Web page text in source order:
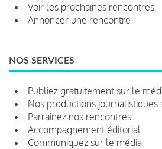
Voir les prochaines rencontres
Annoncer une rencontre
NOS SERVICES
Publiez gratuitement sur le
Nos productions
Parrainez nos rencontres
Accompagnement éditorial
Communiquez sur le média